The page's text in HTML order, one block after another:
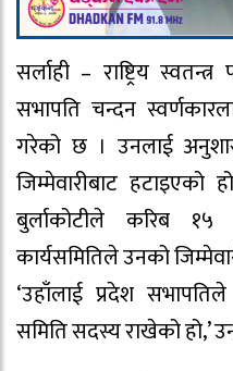
सर्लाही – राष्ट्रिय
सभापति चन्दन
गरेको छ । उनलाई
जिम्मेवारीबाट हटाइएको
बुर्लाकोटीले करिब १५
कार्यसमितिले उनको
‘उहाँलाई प्रदेश
समिति सदस्य राखेको हो‚’